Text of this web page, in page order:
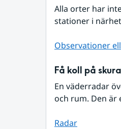
Alla orter har
stationer i
Observationer
Få koll på
En väderradar
och rum. Den är
Radar